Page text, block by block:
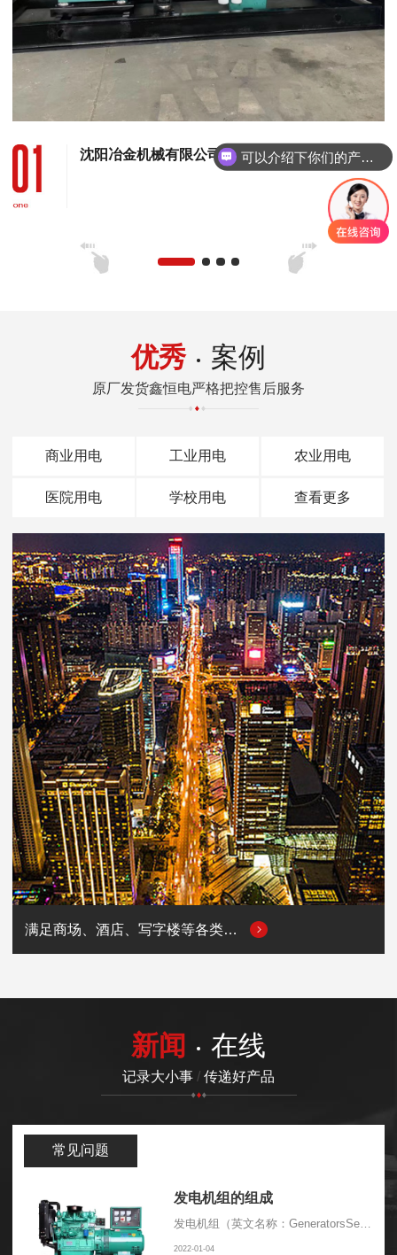
沈阳冶金机械有限公司 120KW康明斯发电机组
优秀 案例
原厂发货鑫恒电严格把控售后服务
商业用电 工业用电 农业用电
医院用电 学校用电 查看更多
满足商场、酒店、写字楼等各类商业场所的用电需求
新闻 在线
记录大小事 / 传递好产品
常见问题
发电机组的组成
发电机组（英文名称：GeneratorsSet）是将其他形式的能源转换成电能的成套机械设备，由动力系统、控制系统、消音系统、减震系统、排气系统组成
2022-01-04
可以介绍下你们的产品么